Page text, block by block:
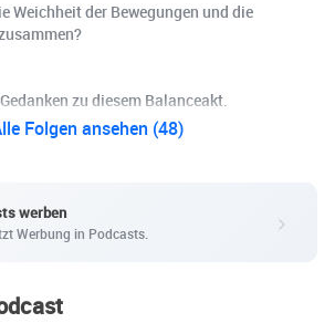
Weichheit der Bewegungen und die
zu diesem Balanceakt.
Folgen ansehen (48)
werben
Werbung in Podcasts.